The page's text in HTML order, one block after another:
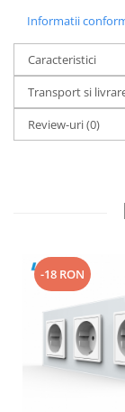
Informatii
Caracteristici
Transport si
Review-uri(0)
-18 RON